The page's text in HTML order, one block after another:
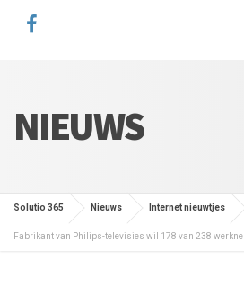
NIEUWS
Solutio 365 Nieuws Internet nieuwtjes
Fabrikant van Philips-televisies wil 178 van 238